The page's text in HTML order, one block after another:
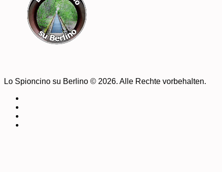
Lo Spioncino su Berlino © 2026. Alle Rechte vorbehalten.